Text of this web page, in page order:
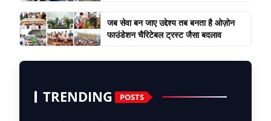
जब सेवा बन जाए उद्देश्य तब बनता है ओज़ोन
फाउंडेशन चैरिटेबल ट्रस्ट जैसा बदलाव
TRENDING POSTS